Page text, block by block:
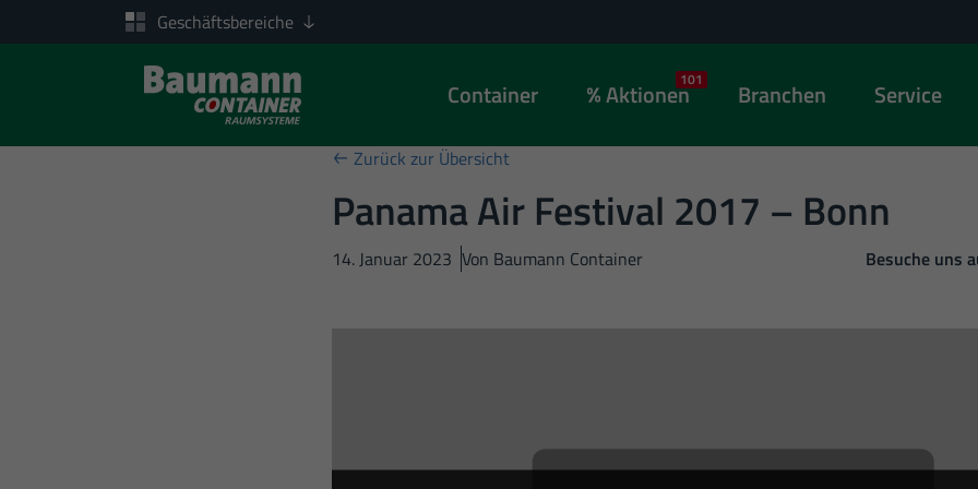
Zum Inhalt springen
Geschäftsbereiche
Container Aktionen101 Branchen Service
Zurück zur Übersicht
Panama Air Festival 2017 – Bonn
14. Januar 2023 Von Baumann Container Besuche uns